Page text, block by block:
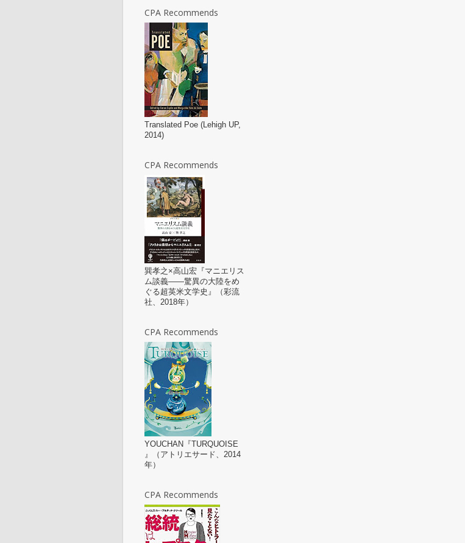
CPA Recommends
Translated Poe (Lehigh UP,
2014)
CPA Recommends
巽孝之×高山宏『マニエリス
ム談義——驚異の大陸をめ
ぐる超英米文学史』（彩流
社、2018年）
CPA Recommends
YOUCHAN『TURQUOISE
』（アトリエサード、2014
年）
CPA Recommends